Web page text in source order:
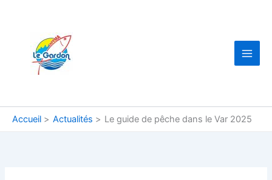
Accueil Actualités Le guide de pêche dans le Var 2025